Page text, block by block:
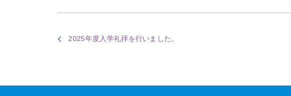
2025年度入学礼拝を行いました。